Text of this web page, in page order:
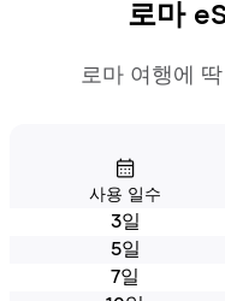
로마
로마 여행에
사용 일수
3일
5일
7일